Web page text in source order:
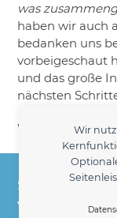
Wir
was
haben wir auch
bedanken uns
vorbeigeschaut
und das große
nächsten
Was ist mit
Heidrun
Seit 1998 Ihr
Vermittlung